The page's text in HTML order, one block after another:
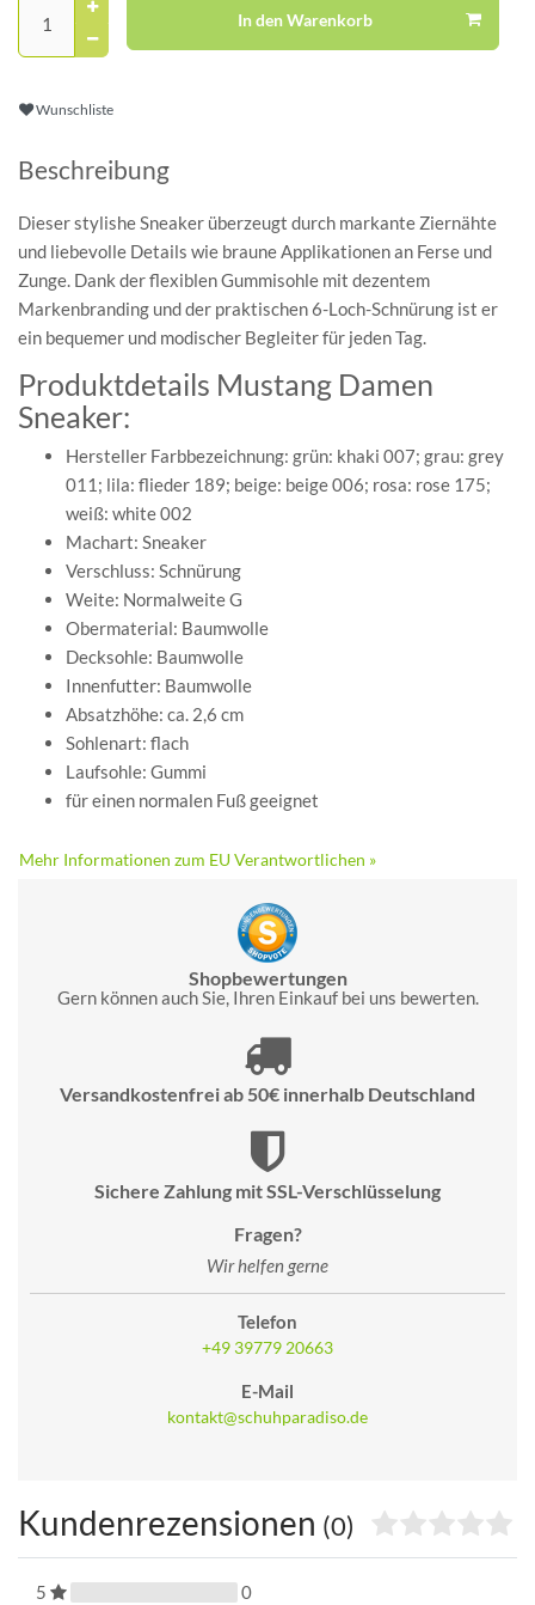
In den Warenkorb
Wunschliste
Beschreibung
Dieser stylishe Sneaker überzeugt durch markante Ziernähte
und liebevolle Details wie braune Applikationen an Ferse und
Zunge. Dank der flexiblen Gummisohle mit dezentem
Markenbranding und der praktischen 6-Loch-Schnürung ist er
ein bequemer und modischer Begleiter für jeden Tag.
Produktdetails Mustang Damen
Sneaker:
Hersteller Farbbezeichnung: grün: khaki 007; grau: grey
011; lila: flieder 189; beige: beige 006; rosa: rose 175;
weiß: white 002
Machart: Sneaker
Verschluss: Schnürung
Weite: Normalweite G
Obermaterial: Baumwolle
Decksohle: Baumwolle
Innenfutter: Baumwolle
Absatzhöhe: ca. 2,6 cm
Sohlenart: flach
Laufsohle: Gummi
für einen normalen Fuß geeignet
Mehr Informationen zum EU Verantwortlichen »
Shopbewertungen
Gern können auch Sie, Ihren Einkauf bei uns bewerten.
Versandkostenfrei ab 50€ innerhalb Deutschland
Sichere Zahlung mit SSL-Verschlüsselung
Fragen?
Wir helfen gerne
Telefon
+49 39779 20663
E-Mail
kontakt@schuhparadiso.de
Kundenrezensionen (0)
5
0